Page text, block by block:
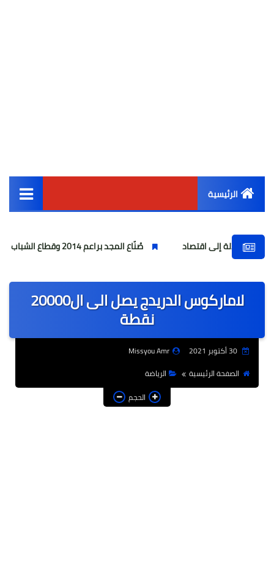
الرئيسية
أخبار مصر
عالمى
الرياضة
التعليم
اقتصاد صُنّاع المجد براعم 2014 وقطاع الشباب لمنصات التتويج ببطولة كأس المستقبل العربي
لاماركوس الدريدج يصل الى ال20000
نقطة
30 أكتوبر 2021
Missyou Amr
الصفحة الرئيسية
الرياضة
الحجم